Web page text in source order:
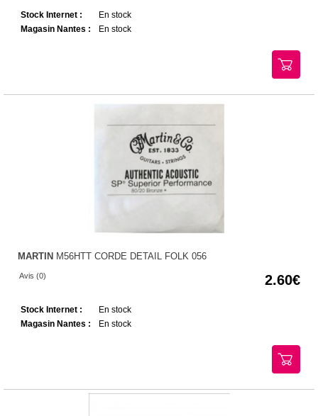
Stock Internet :
En stock
Magasin Nantes :
En stock
MARTIN M56HTT CORDE DETAIL FOLK 056
Avis (0) 2.60
Stock Internet :
En stock
Magasin Nantes :
En stock